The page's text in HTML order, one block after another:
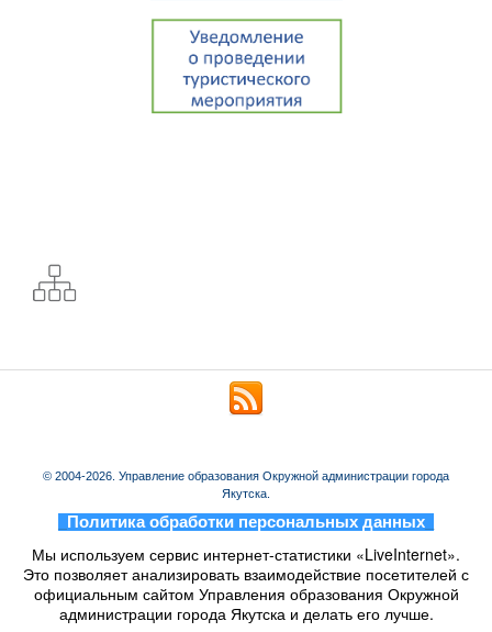
© 2004-2026. Управление образования Окружной администрации города
Якутска.
Политика обработки персональных данных
Мы используем сервис интернет-статистики «LiveInternet».
Это позволяет анализировать взаимодействие посетителей с
официальным сайтом Управления образования Окружной
администрации города Якутска и делать его лучше.